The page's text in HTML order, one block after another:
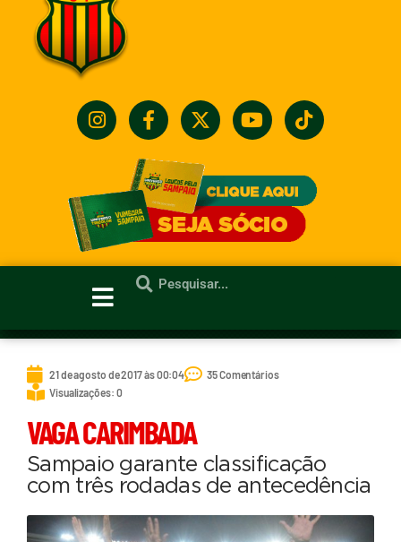
21 de agosto de 2017 às 00:04
35 Comentários
Visualizações: 0
VAGA CARIMBADA
Sampaio garante classificação
com três rodadas de antecedência